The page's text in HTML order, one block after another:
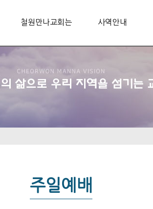
철원만나교회는 사역안내
주일예배